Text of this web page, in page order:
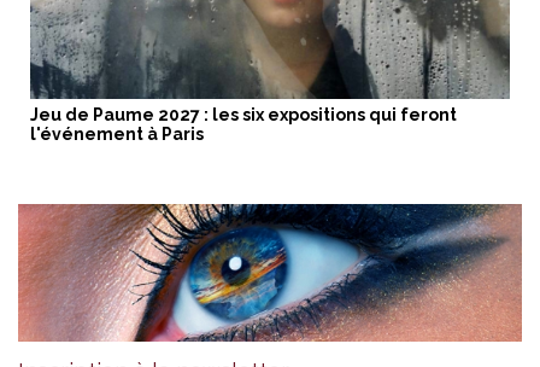
Jeu de Paume 2027 : les six expositions qui feront
l'événement à Paris